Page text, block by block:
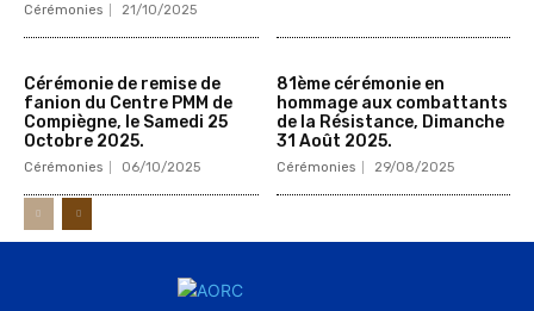
Cérémonies 21/10/2025
Cérémonie de remise de
fanion du Centre PMM de
Compiègne, le Samedi 25
Octobre 2025.
Cérémonies 06/10/2025
81ème cérémonie en
hommage aux combattants
de la Résistance, Dimanche
31 Août 2025.
Cérémonies 29/08/2025